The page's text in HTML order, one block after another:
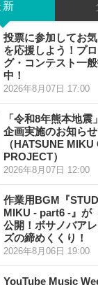
新
投票に参加してお
を応援しよう！プ
グ・コンテスト一
中！
2026年8月07日 17:00
「令和8年熊本地震
企画実施のお知らせ
（HATSUNE
PROJECT）
2026年8月07日 12:00
作業用BGM『
MIKU - part6 -』が
公開！ボサノバア
ズの締めくくり！
2026年8月06日 19:00
YouTube Music